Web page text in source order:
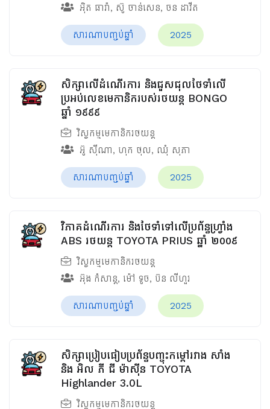
អ៊ិត ធារ៉ា, ស៊ូ ចាន់សេន, ចន ដាវីត
សារណាបញ្ចប់ឆ្នាំ 2025
សិក្សាលើដំណើរការ និងជួសជុលថែទាំលើ
ប្រអប់លេខមេកានិករបស់រថយន្ត BONGO
ឆ្នាំ ១៩៩៩
វិស្វកម្មមេកានិករថយន្ត
អ៊ូ ស៊ីណា, ហុក ថុល, ឈុំ សុភា
សារណាបញ្ចប់ឆ្នាំ 2025
វិភាគដំណើរការ និងថែទាំទៅលើប្រព័ន្ធហ្វ្រាំង
ABS រថយន្ត TOYOTA PRIUS ឆ្នាំ ២០០៩
វិស្វកម្មមេកានិករថយន្ត
អ៊ុង កំសាន្ត, ម៉ៅ ទូច, ប៊ន លីហួរ
សារណាបញ្ចប់ឆ្នាំ 2025
សិក្សាប្រៀបធៀបប្រព័ន្ធបញ្ចុះកម្ដៅរវាង សាំង
និង អិល ភី ជី ម៉ាស៊ីន TOYOTA
Highlander 3.0L
វិស្វកម្មមេកានិករថយន្ត